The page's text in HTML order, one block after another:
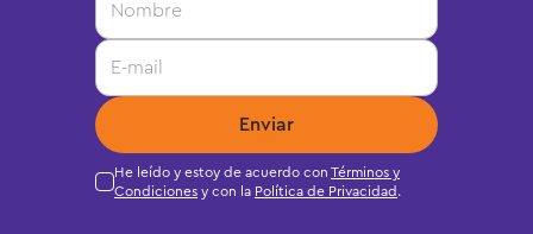
Enviar
He leído y estoy de acuerdo con Términos y
Condiciones y con la Política de Privacidad .